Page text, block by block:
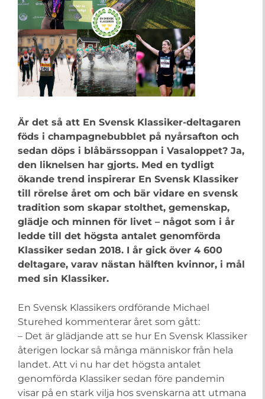
Är det så att En Svensk Klassiker-deltagaren
föds i champagnebubblet på nyårsafton och
sedan döps i blåbärssoppan i Vasaloppet? Ja,
den liknelsen har gjorts. Med en tydligt
ökande trend inspirerar En Svensk Klassiker
till rörelse året om och bär vidare en svensk
tradition som skapar stolthet, gemenskap,
glädje och minnen för livet – något som i år
ledde till det högsta antalet genomförda
Klassiker sedan 2018. I år gick över 4 600
deltagare, varav nästan hälften kvinnor, i mål
med sin Klassiker.
En Svensk Klassikers ordförande Michael
Sturehed kommenterar året som gått:
– Det är glädjande att se hur En Svensk Klassiker
återigen lockar så många människor från hela
landet. Att vi nu har det högsta antalet
genomförda Klassiker sedan före pandemin
visar på en stark vilja hos svenskarna att utmana